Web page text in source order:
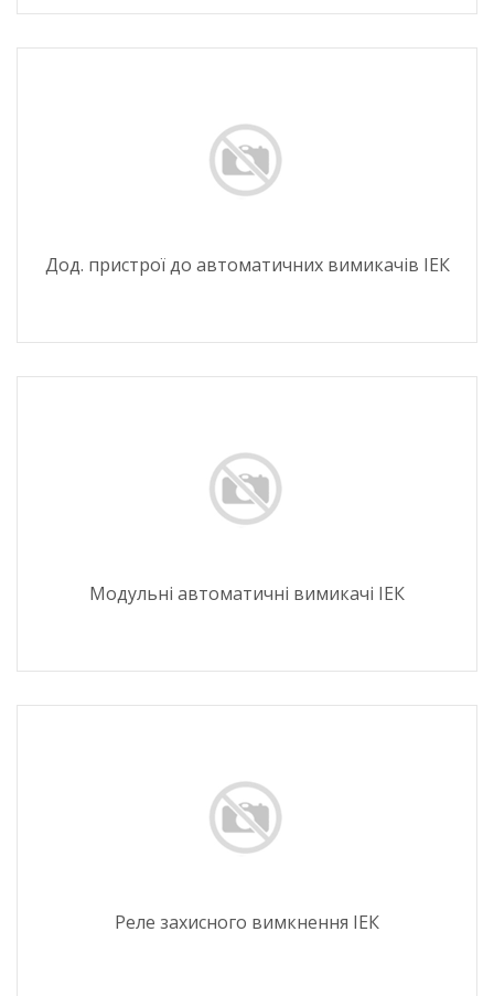
Дод. пристрої до автоматичних вимикачів ІЕК
Модульні автоматичні вимикачі ІЕК
Реле захисного вимкнення ІЕК